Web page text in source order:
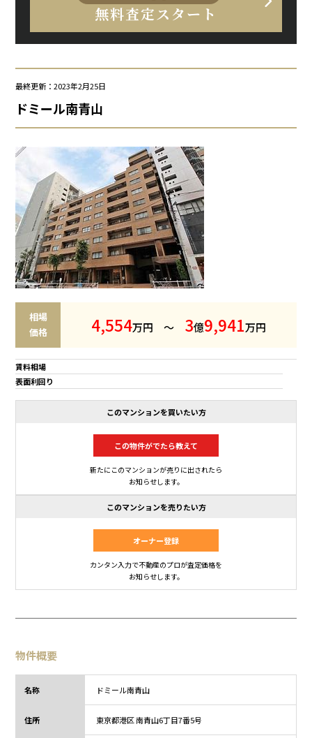
無料査定スタート
最終更新：2023年2月25日
ドミール南青山
相場
価格
4,554万円 ～ 3億9,941万円
賃料相場
表面利回り
このマンションを買いたい方
この物件がでたら教えて
新たにこのマンションが売りに出されたら
お知らせします。
このマンションを売りたい方
オーナー登録
カンタン入力で不動産のプロが査定価格を
お知らせします。
物件概要
名称 ドミール南青山
住所 東京都港区 南青山6丁目7番5号